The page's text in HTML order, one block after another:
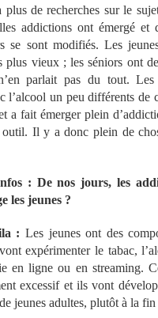
plus de recherches sur le
addictions ont émergé et
se sont modifiés. Les
plus vieux ; les séniors ont
parlait pas du tout.
l’alcool un peu différents de
a fait émerger plein
Il y a donc plein de
: De nos jours, les
les jeunes ?
: Les jeunes ont des
expérimenter le tabac,
en ligne ou en streaming.
excessif et ils vont
jeunes adultes, plutôt à la